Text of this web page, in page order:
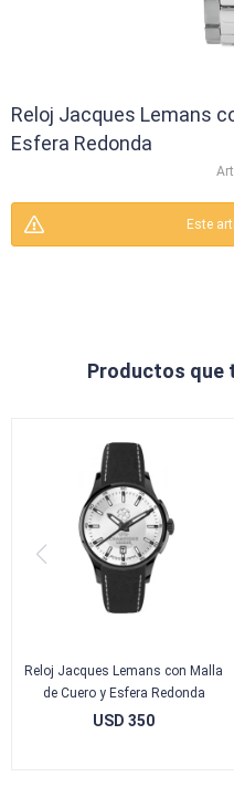
Reloj Jacques Lemans
Esfera Redonda
Este
Productos que
Reloj Jacques Lemans con Malla
de Cuero y Esfera Redonda
USD 350